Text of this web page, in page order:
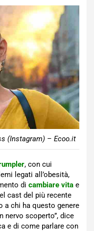
(Instagram) – Ecoo.it
, con cui
legati all’obesità,
di cambiare vita e
cast del più recente
a chi ha questo genere
nervo scoperto”, dice
e di come parlare con